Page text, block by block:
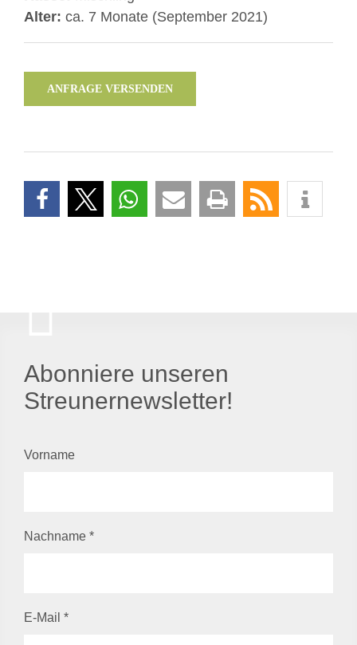
Alter: ca. 7 Monate (September 2021)
ANFRAGE VERSENDEN
Abonniere unseren
Streunernewsletter!
Vorname
Nachname *
E-Mail *